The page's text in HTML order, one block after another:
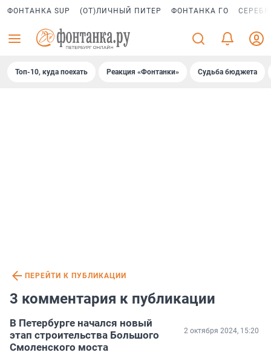
ФОНТАНКА SUP (ОТ)ЛИЧНЫЙ ПИТЕР ФОНТАНКА ГО
Топ-10, куда поехать Реакция «Фонтанки» Судьба бюджета
ПЕРЕЙТИ К ПУБЛИКАЦИИ
3 комментария к публикации
В Петербурге начался новый
этап строительства Большого
Смоленского моста
2 октября 2024, 15:20